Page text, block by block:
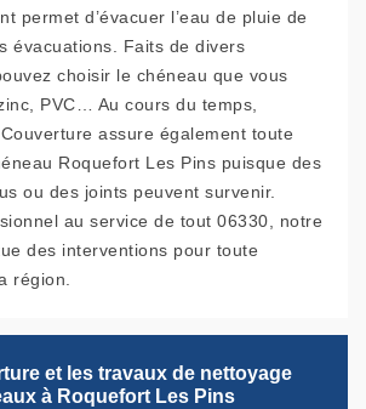
permet d’évacuer l’eau de pluie de
évacuations. Faits de divers
choisir le chéneau que vous
PVC… Au cours du temps,
assure également toute
Roquefort Les Pins puisque des
ou des joints peuvent survenir.
au service de tout 06330, notre
des interventions pour toute
région.
et les travaux de nettoyage
à Roquefort Les Pins